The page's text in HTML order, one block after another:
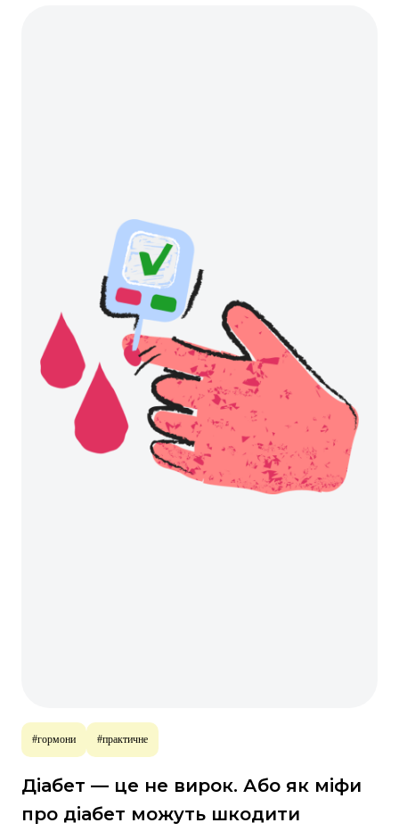
#гормони #практичне
Діабет — це не вирок. Або як міфи
про діабет можуть шкодити